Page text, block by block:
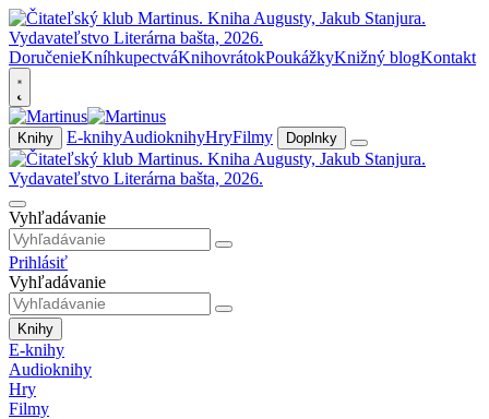
DoručenieKníhkupectváKnihovrátokPoukážkyKnižný blogKontakt
Knihy E-knihyAudioknihyHryFilmy Doplnky
Vyhľadávanie
Prihlásiť
Vyhľadávanie
Knihy
E-knihy
Audioknihy
Hry
Filmy